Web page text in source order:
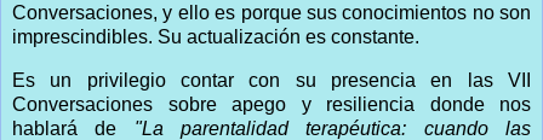
Conversaciones, y ello es porque sus conocimientos no son
imprescindibles. Su actualización es constante.
Es un privilegio contar con su presencia en las VII
Conversaciones sobre apego y resiliencia donde nos
hablará de "La parentalidad terapéutica: cuando las